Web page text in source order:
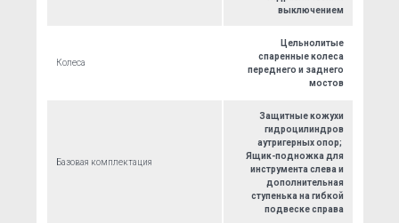
выключением
Колеса
Цельнолитые
спаренные колеса
переднего и заднего
мостов
Базовая комплектация
Защитные кожухи
гидроцилиндров
аутригерных опор;
Ящик-подножка для
инструмента слева и
дополнительная
ступенька на гибкой
подвеске справа